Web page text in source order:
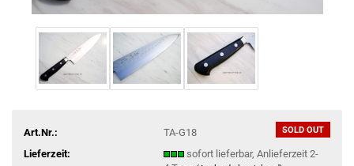
SOLD OUT
Art.Nr.:
TA-G18
Lieferzeit:
sofort lieferbar, Anlieferzeit 2-